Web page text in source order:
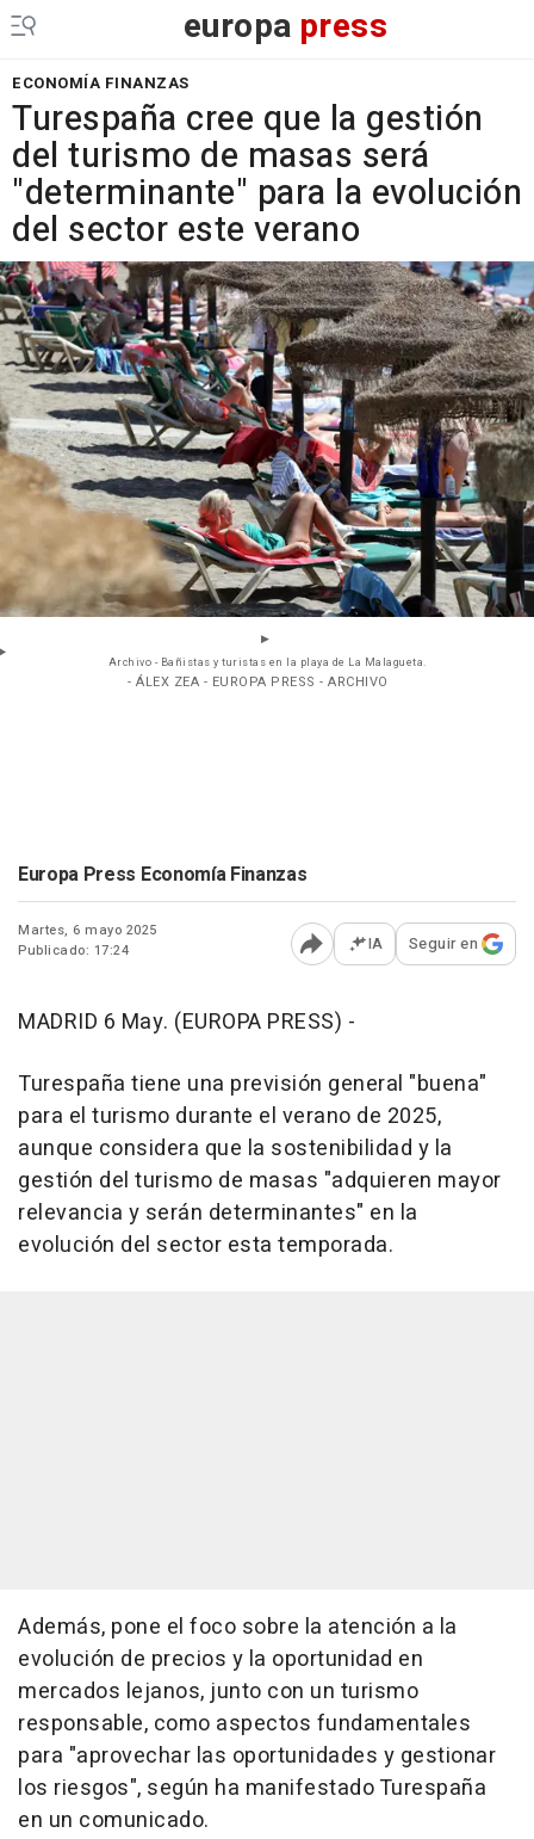
europa press
ECONOMÍA FINANZAS
Turespaña cree que la gestión
del turismo de masas será
"determinante" para la evolución
del sector este verano
Archivo - Bañistas y turistas en la playa de La Malagueta.
- ÁLEX ZEA - EUROPA PRESS - ARCHIVO
Europa Press Economía Finanzas
Martes, 6 mayo 2025
Publicado: 17:24
Abrir opciones para
IA Seguir en
MADRID 6 May. (EUROPA PRESS) -
Turespaña tiene una previsión general "buena"
para el turismo durante el verano de 2025,
aunque considera que la sostenibilidad y la
gestión del turismo de masas "adquieren mayor
relevancia y serán determinantes" en la
evolución del sector esta temporada.
Además, pone el foco sobre la atención a la
evolución de precios y la oportunidad en
mercados lejanos, junto con un turismo
responsable, como aspectos fundamentales
para "aprovechar las oportunidades y gestionar
los riesgos", según ha manifestado Turespaña
en un comunicado.